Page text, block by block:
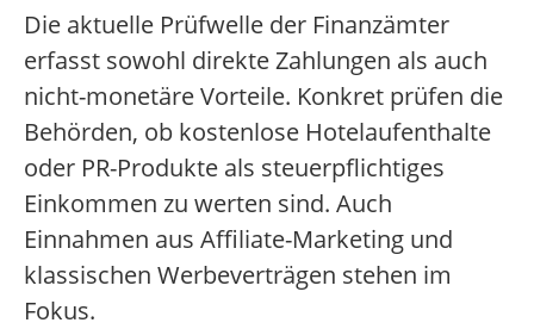
Die aktuelle Prüfwelle der Finanzämter
erfasst sowohl direkte Zahlungen als auch
nicht-monetäre Vorteile. Konkret prüfen die
Behörden, ob kostenlose Hotelaufenthalte
oder PR-Produkte als steuerpflichtiges
Einkommen zu werten sind. Auch
Einnahmen aus Affiliate-Marketing und
klassischen Werbeverträgen stehen im
Fokus.